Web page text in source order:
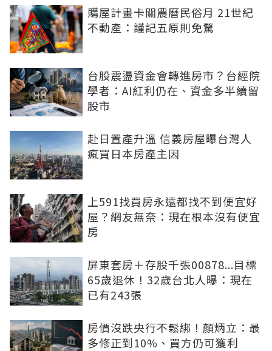
購屋計畫卡關農曆民俗月 21世紀
不動產：謹記五原則免驚
台股震盪資金會轉進房市？台經院
學者：AI紅利仍在、資金多半續留
股市
赴日置產升溫 信義房屋曝台灣人
瘋買日本房產主因
上591找買房永遠都找不到便宜好
屋？網友無奈：現在根本沒有便宜
房
屏東套房＋存股千張00878...目標
65歲退休！32歲台北人曝：現在
已有243張
房價沒跌央行不鬆綁！顏炳立：最
多修正到10%、買方仍可獲利